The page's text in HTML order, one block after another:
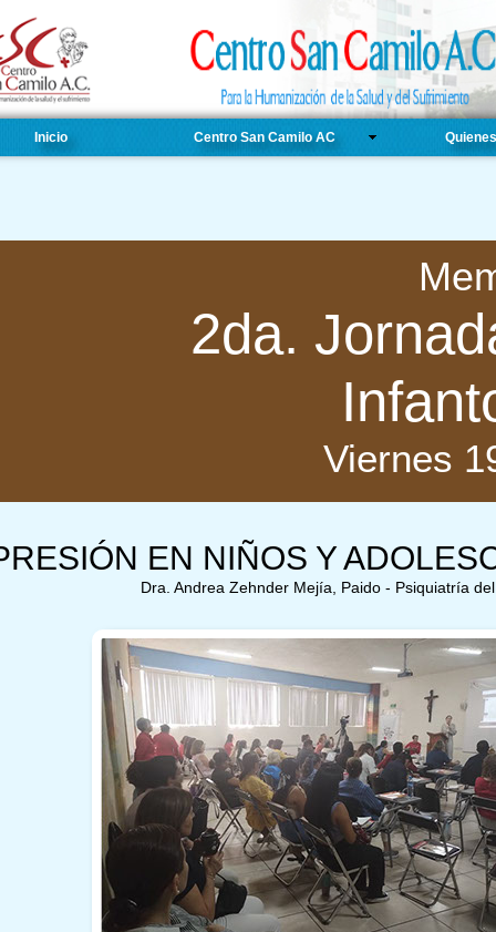
2da.
Viernes
EN NIÑOS Y
Dra. Andrea Zehnder Mejía, Paido - Psiquiatría
Inicio Centro San Camilo AC